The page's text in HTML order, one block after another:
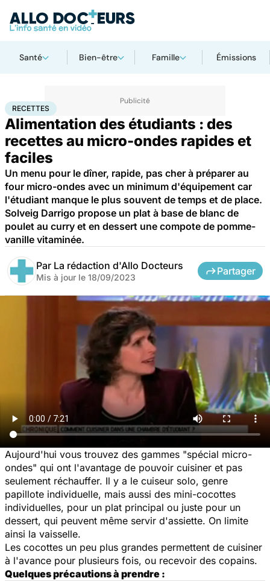
Santé Bien-être Famille Émissions
AccueilSantéRecettes
RECETTES
Alimentation des étudiants : des
recettes au micro-ondes rapides et
faciles
Un menu pour le dîner, rapide, pas cher à préparer au
four micro-ondes avec un minimum d'équipement car
l'étudiant manque le plus souvent de temps et de place.
Solveig Darrigo propose un plat à base de blanc de
poulet au curry et en dessert une compote de pomme-
vanille vitaminée.
Par La rédaction d'Allo Docteurs
Mis à jour le 18/09/2023
Partager
Aujourd'hui vous trouvez des gammes "spécial micro-
ondes" qui ont l'avantage de pouvoir cuisiner et pas
seulement réchauffer. Il y a le cuiseur solo, genre
papillote individuelle, mais aussi des mini-cocottes
individuelles, pour un plat principal ou juste pour un
dessert, qui peuvent même servir d'assiette. On limite
ainsi la vaisselle.
Les cocottes un peu plus grandes permettent de cuisiner
à l'avance pour plusieurs fois, ou recevoir des copains.
Quelques précautions à prendre :